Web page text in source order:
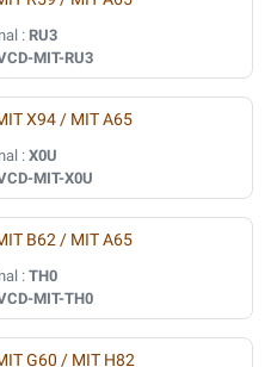
: RU3
MIT-RU3
X94 / MIT A65
: X0U
MIT-X0U
B62 / MIT A65
: TH0
MIT-TH0
G60 / MIT H82